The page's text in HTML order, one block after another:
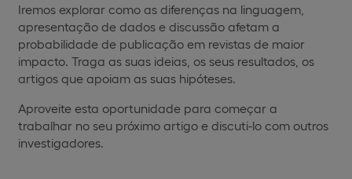
Iremos explorar como as diferenças na linguagem,
apresentação de dados e discussão afetam a
probabilidade de publicação em revistas de maior
impacto. Traga as suas ideias, os seus resultados, os
artigos que apoiam as suas hipóteses.
Aproveite esta oportunidade para começar a
trabalhar no seu próximo artigo e discuti-lo com outros
investigadores.